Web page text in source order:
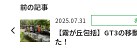
前の記事
2025.07.31
【霧が丘包括】GT3の移
た！